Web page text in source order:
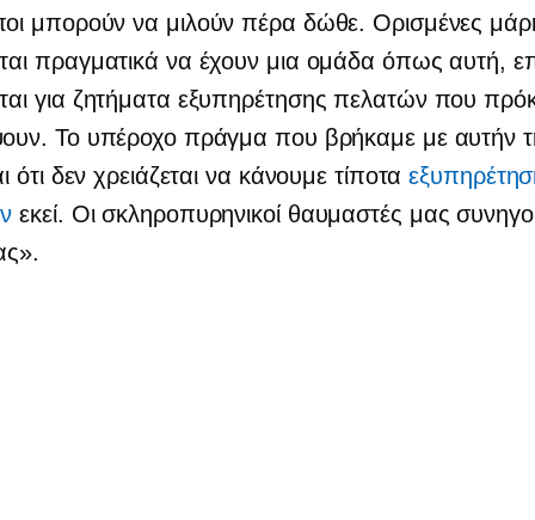
μπορούν να μιλούν πέρα ​​δώθε. Ορισμένες
πραγματικά να έχουν μια ομάδα όπως αυτή,
για ζητήματα εξυπηρέτησης πελατών που
Το υπέροχο πράγμα που βρήκαμε με αυτήν
ότι δεν χρειάζεται να κάνουμε τίποτα
εκεί. Οι σκληροπυρηνικοί θαυμαστές μας